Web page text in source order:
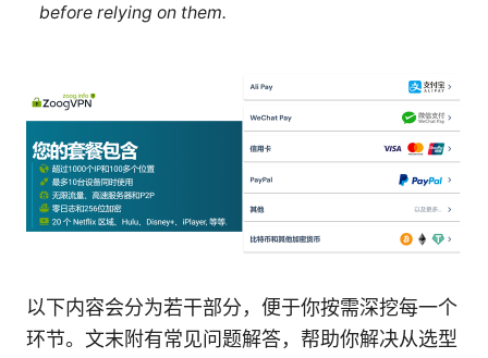
before relying on them.
以下内容会分为若干部分，便于你按需深挖每一个
环节。文末附有常见问题解答，帮助你解决从选型